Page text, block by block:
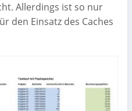
Allerdings ist so nur
den Einsatz des Caches